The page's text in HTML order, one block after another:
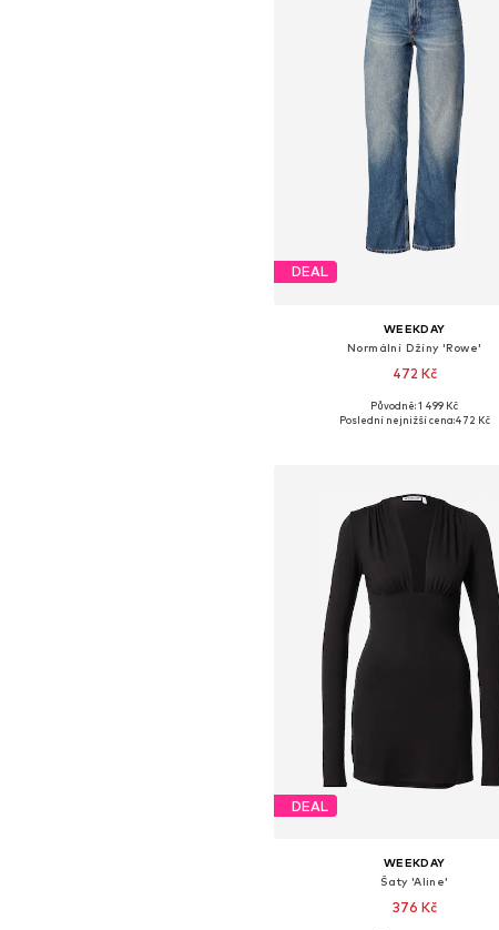
DEAL
WEEKDAY
Normální Džíny 'Rowe'
472 Kč
+ 5
Dostupné v mnoha velikostech
Původně: 1 499 Kč
Poslední nejnižší cena:472 Kč
DEAL
WEEKDAY
Šaty 'Aline'
376 Kč